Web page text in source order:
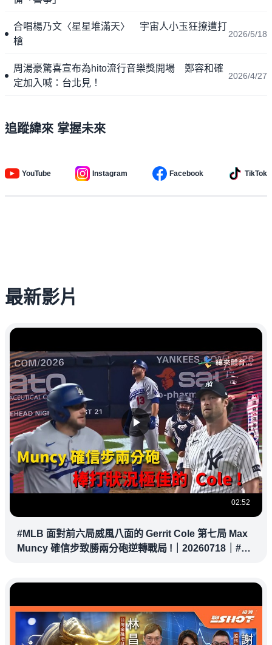
合唱楊乃文〈星星堆滿天〉 宇宙人小玉狂撩遭打
槍
2026/5/18
周湯豪驚喜宣布為hito流行音樂獎開場 鄭容和確
定加入喊：台北見！
2026/4/27
追蹤緯來 掌握未來
YouTube Instagram Facebook TikTok
最新影片
02:52
#MLB 面對前六局威風八面的 Gerrit Cole 第七局 Max
Muncy 確信步致勝兩分砲逆轉戰局 !｜20260718｜#洛